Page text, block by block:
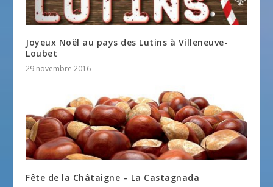
Joyeux Noël au pays des Lutins à Villeneuve-
Loubet
29 novembre 2016
Fête de la Châtaigne – La Castagnada